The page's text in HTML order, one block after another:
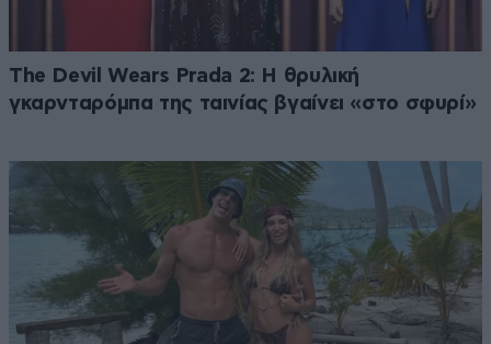
The Devil Wears Prada 2: Η θρυλική
γκαρνταρόμπα της ταινίας βγαίνει «στο σφυρί»